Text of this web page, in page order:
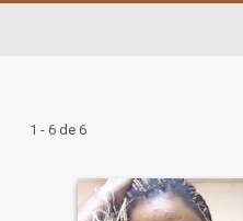
1 - 6 de 6